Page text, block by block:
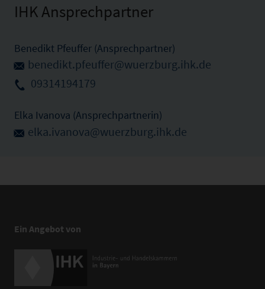
IHK Ansprechpartner
Benedikt Pfeuffer (Ansprechpartner)
benedikt.pfeuffer@wuerzburg.ihk.de
09314194179
Elka Ivanova (Ansprechpartnerin)
elka.ivanova@wuerzburg.ihk.de
Ein Angebot von